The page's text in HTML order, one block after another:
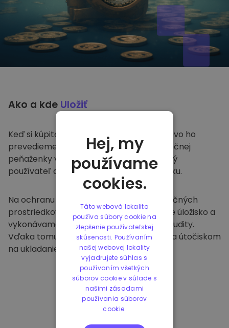
Ako a kde Uložiť
Keď si kúpite na Kriptomat
, bezproblémovo ho
prevedieme do vašej vyhradenej a bezpečnej
peňaženky v rámci našej platformy. Každý
používateľ dostane individuálnu peňaženku.
Na ochranu našich zákazníkov a ich finančných
prostriedkov ponúkame bezpečné offline úložisko a
vykonávame pravidelné bezpečnostné audity.
Vďaka tomuto prístupu je naša platforma útočiskom
na ukladanie a iných kryptomien.
Hej, my
používame
cookies.
Táto webová lokalita
používa súbory cookie na
zlepšenie používateľskej
skúsenosti. Používaním
našej webovej lokality
vyjadrujete súhlas s
používaním všetkých
súborov cookie v súlade s
našimi zásadami
používania súborov
cookie.